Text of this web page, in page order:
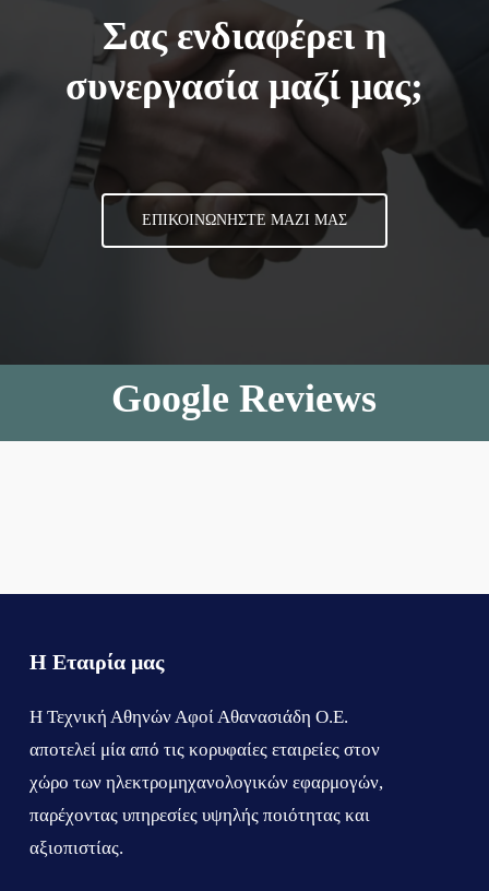
Σας ενδιαφέρει η
συνεργασία μαζί μας;
ΕΠΙΚΟΙΝΩΝΗΣΤΕ ΜΑΖΙ ΜΑΣ
Google Reviews
Η Εταιρία μας
Η Τεχνική Αθηνών Αφοί Αθανασιάδη Ο.Ε.
αποτελεί μία από τις κορυφαίες εταιρείες στον
χώρο των ηλεκτρομηχανολογικών εφαρμογών,
παρέχοντας υπηρεσίες υψηλής ποιότητας και
αξιοπιστίας.